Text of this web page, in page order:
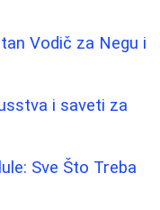
Vodič za Negu i
i saveti za
Sve Što Treba